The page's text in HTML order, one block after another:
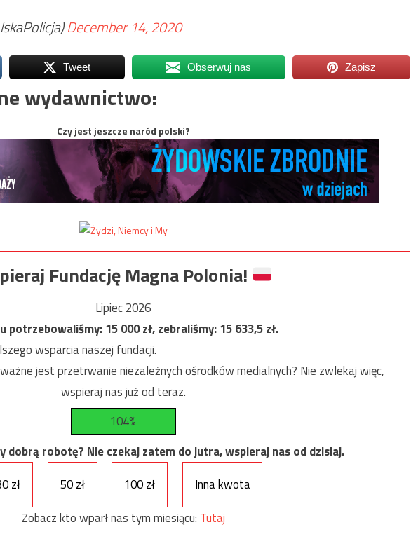
December 14, 2020
Tweet Obserwuj nas Zapisz
wydawnictwo:
Czy jest jeszcze naród polski?
Fundację Magna Polonia!
Lipiec 2026
potrzebowaliśmy:15 000zł, zebraliśmy:15 633,5zł.
wsparcia naszej fundacji.
jest przetrwanie niezależnych ośrodków medialnych? Nie zwlekaj więc,
wspieraj nas już od teraz.
104%
dobrą robotę? Nie czekaj zatem do jutra, wspieraj nas od dzisiaj.
zł
50 zł 100 zł
Inna kwota
Zobacz kto wparł nas tym miesiącu: Tutaj